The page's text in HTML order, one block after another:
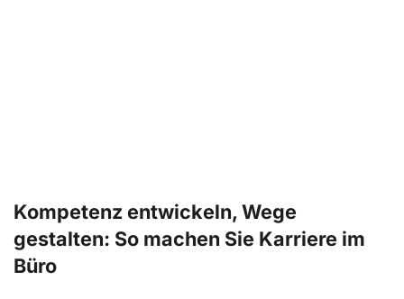
aus der Politik – genauer gesagt aus dem Weißen
Haus. Dort gilt...
Kompetenz entwickeln, Wege
gestalten: So machen Sie Karriere im
Büro